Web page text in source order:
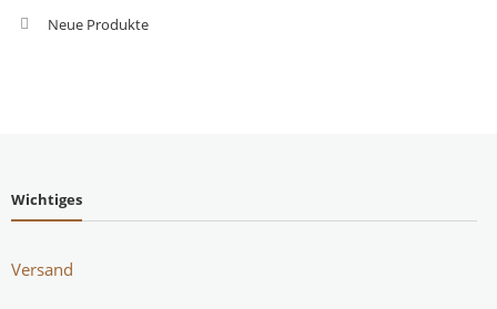
Neue Produkte
Wichtiges
Versand